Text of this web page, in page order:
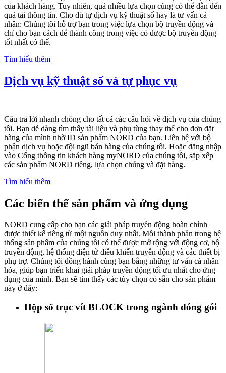
của khách hàng. Tuy nhiên, quá nhiều lựa chọn cũng có thể dẫn đến
quá tải thông tin. Cho dù tự dịch vụ kỹ thuật số hay là tư vấn cá
nhân: Chúng tôi hỗ trợ bạn trong việc lựa chọn bộ truyền động và
chỉ cho bạn cách để thành công trong việc có được bộ truyền động
tốt nhất có thể.
Tìm hiểu thêm
Dịch vụ kỹ thuật số và tự phục vụ
Câu trả lời nhanh chóng cho tất cả các câu hỏi về dịch vụ của chúng
tôi. Bạn dễ dàng tìm thấy tài liệu và phụ tùng thay thế cho đơn đặt
hàng của mình nhờ ID sản phẩm NORD của bạn. Liên hệ với bộ
phận dịch vụ hoặc đội ngũ bán hàng của chúng tôi. Hoặc đăng nhập
vào Cổng thông tin khách hàng myNORD của chúng tôi, sắp xếp
các sản phẩm NORD riêng, lựa chọn chúng và đặt hàng.
Tìm hiểu thêm
Các biến thể sản phẩm và ứng dụng
NORD cung cấp cho bạn các giải pháp truyền động hoàn chỉnh
được thiết kế riêng từ một nguồn duy nhất. Mỗi thành phần trong hệ
thống sản phẩm của chúng tôi có thể được mở rộng với động cơ, bộ
truyền động, hệ thống điện tử điều khiển truyền động và các thiết bị
phụ trợ. Chúng tôi đồng hành cùng bạn bằng những tư vấn cá nhân
hóa, giúp bạn triển khai giải pháp truyền động tối ưu nhất cho ứng
dụng của mình. Bạn sẽ tìm thấy các tùy chọn có sẵn cho sản phẩm
này ở đây:
Hộp số trục vít BLOCK trong ngành đóng gói